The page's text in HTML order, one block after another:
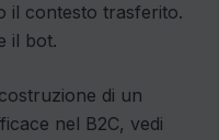
il contesto trasferito.
il bot.
di un
nel B2C, vedi